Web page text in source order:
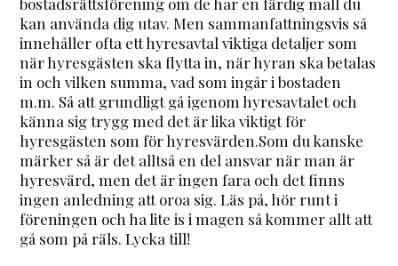
kan använda dig utav. Men sammanfattningsvis så
innehåller ofta ett hyresavtal viktiga detaljer som
när hyresgästen ska flytta in, när hyran ska betalas
in och vilken summa, vad som ingår i bostaden
m.m. Så att grundligt gå igenom hyresavtalet och
känna sig trygg med det är lika viktigt för
hyresgästen som för hyresvärden.Som du kanske
märker så är det alltså en del ansvar när man är
hyresvärd, men det är ingen fara och det finns
ingen anledning att oroa sig. Läs på, hör runt i
föreningen och ha lite is i magen så kommer allt att
gå som på räls. Lycka till!